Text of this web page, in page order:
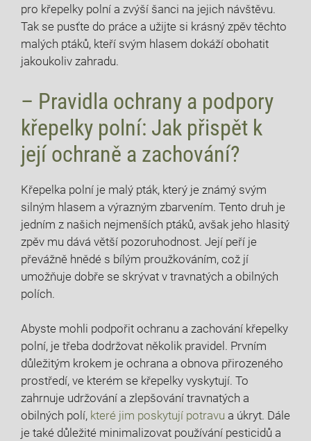
pro křepelky polní a zvýší šanci na jejich návštěvu.
Tak se pusťte do práce a užijte si krásný zpěv těchto
malých ptáků, kteří svým hlasem dokáží obohatit
jakoukoliv zahradu.
– Pravidla ochrany a podpory
křepelky polní: Jak přispět k
její ochraně a zachování?
Křepelka polní je malý pták, který je známý svým
silným hlasem a výrazným zbarvením. Tento druh je
jedním z našich nejmenších ptáků, avšak jeho hlasitý
zpěv mu dává větší pozoruhodnost. Její peří je
převážně hnědé s bílým proužkováním, což jí
umožňuje dobře se skrývat v travnatých a obilných
polích.
Abyste mohli podpořit ochranu a zachování křepelky
polní, je třeba dodržovat několik pravidel. Prvním
důležitým krokem je ochrana a obnova přirozeného
prostředí, ve kterém se křepelky vyskytují. To
zahrnuje udržování a zlepšování travnatých a
obilných polí, které jim poskytují potravu a úkryt. Dále
je také důležité minimalizovat používání pesticidů a